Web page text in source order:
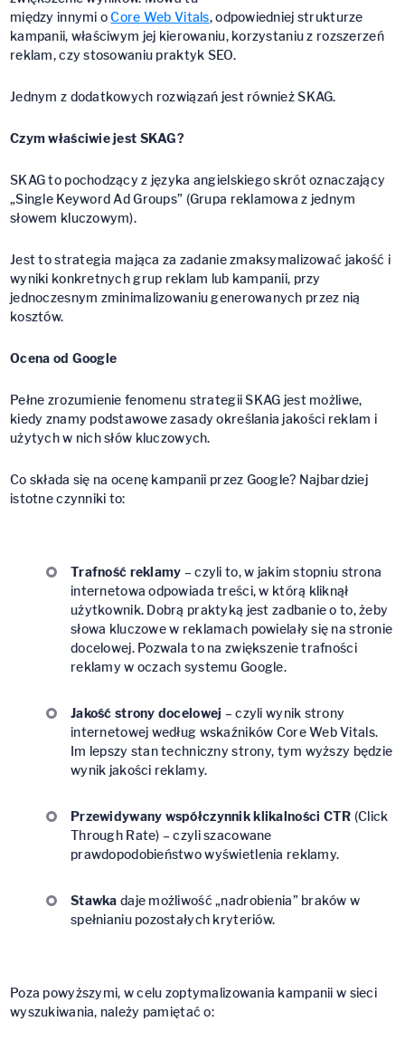
między innymi oCore Web Vitals, odpowiedniej strukturze
kampanii, właściwym jej kierowaniu, korzystaniu z rozszerzeń
reklam, czy stosowaniu praktyk SEO.
Jednym z dodatkowych rozwiązań jest również SKAG.
Czym właściwie jest SKAG?
SKAG to pochodzący z języka angielskiego skrót oznaczający
„Single Keyword Ad Groups” (Grupa reklamowa z jednym
słowem kluczowym).
Jest to strategia mająca za zadanie zmaksymalizować jakość i
wyniki konkretnych grup reklam lub kampanii, przy
jednoczesnym zminimalizowaniu generowanych przez nią
kosztów.
Ocena od Google
Pełne zrozumienie fenomenu strategii SKAG jest możliwe,
kiedy znamy podstawowe zasady określania jakości reklam i
użytych w nich słów kluczowych.
Co składa się na ocenę kampanii przez Google? Najbardziej
istotne czynniki to:
Trafność reklamy – czyli to, w jakim stopniu strona
internetowa odpowiada treści, w którą kliknął
użytkownik. Dobrą praktyką jest zadbanie o to, żeby
słowa kluczowe w reklamach powielały się na stronie
docelowej. Pozwala to na zwiększenie trafności
reklamy w oczach systemu Google.
Jakość strony docelowej – czyli wynik strony
internetowej według wskaźników Core Web Vitals.
Im lepszy stan techniczny strony, tym wyższy będzie
wynik jakości reklamy.
Przewidywany współczynnik klikalności CTR (Click
Through Rate) – czyli szacowane
prawdopodobieństwo wyświetlenia reklamy.
Stawka daje możliwość „nadrobienia” braków w
spełnianiu pozostałych kryteriów.
Poza powyższymi, w celu zoptymalizowania kampanii w sieci
wyszukiwania, należy pamiętać o: